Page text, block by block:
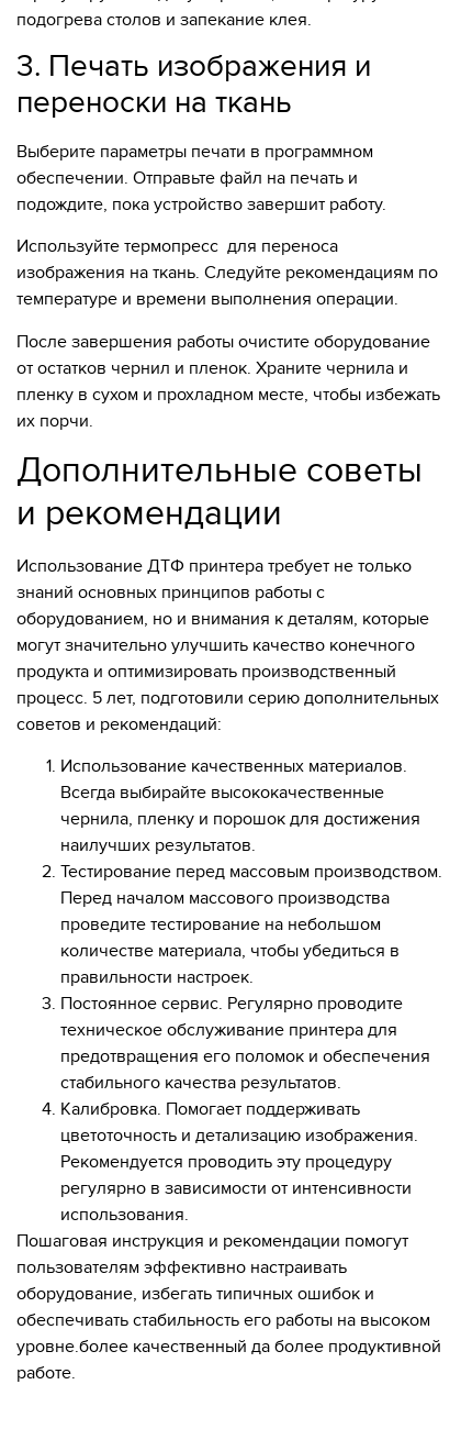
подогрева столов и запекание клея.
3. Печать изображения и
переноски на ткань
Выберите параметры печати в программном
обеспечении. Отправьте файл на печать и
подождите, пока устройство завершит работу.
Используйте термопресс для переноса
изображения на ткань. Следуйте рекомендациям по
температуре и времени выполнения операции.
После завершения работы очистите оборудование
от остатков чернил и пленок. Храните чернила и
пленку в сухом и прохладном месте, чтобы избежать
их порчи.
Дополнительные советы
и рекомендации
Использование ДТФ принтера требует не только
знаний основных принципов работы с
оборудованием, но и внимания к деталям, которые
могут значительно улучшить качество конечного
продукта и оптимизировать производственный
процесс. 5 лет, подготовили серию дополнительных
советов и рекомендаций:
Использование качественных материалов.
Всегда выбирайте высококачественные
чернила, пленку и порошок для достижения
наилучших результатов.
Тестирование перед массовым производством.
Перед началом массового производства
проведите тестирование на небольшом
количестве материала, чтобы убедиться в
правильности настроек.
Постоянное сервис. Регулярно проводите
техническое обслуживание принтера для
предотвращения его поломок и обеспечения
стабильного качества результатов.
Калибровка. Помогает поддерживать
цветоточность и детализацию изображения.
Рекомендуется проводить эту процедуру
регулярно в зависимости от интенсивности
использования.
Пошаговая инструкция и рекомендации помогут
пользователям эффективно настраивать
оборудование, избегать типичных ошибок и
обеспечивать стабильность его работы на высоком
уровне.более качественный да более продуктивной
работе.